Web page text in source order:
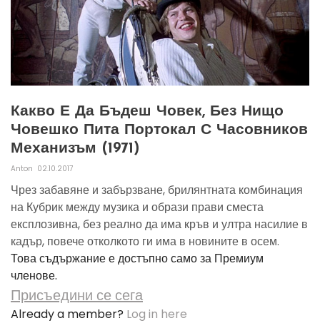
Какво Е Да Бъдеш Човек, Без Нищо
Човешко Пита Портокал С Часовников
Механизъм (1971)
Anton 02.10.2017
Чрез забавяне и забързване, брилянтната комбинация
на Кубрик между музика и образи прави сместа
експлозивна, без реално да има кръв и ултра насилие в
кадър, повече отколкото ги има в новините в осем.
Това съдържание е достъпно само за Премиум
членове.
Присъедини се сега
Already a member? Log in here